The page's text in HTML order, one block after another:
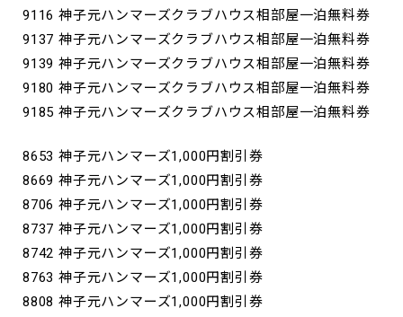
9116 神子元ハンマーズクラブハウス相部屋一泊無料券
9137 神子元ハンマーズクラブハウス相部屋一泊無料券
9139 神子元ハンマーズクラブハウス相部屋一泊無料券
9180 神子元ハンマーズクラブハウス相部屋一泊無料券
9185 神子元ハンマーズクラブハウス相部屋一泊無料券
8653 神子元ハンマーズ1,000円割引券
8669 神子元ハンマーズ1,000円割引券
8706 神子元ハンマーズ1,000円割引券
8737 神子元ハンマーズ1,000円割引券
8742 神子元ハンマーズ1,000円割引券
8763 神子元ハンマーズ1,000円割引券
8808 神子元ハンマーズ1,000円割引券